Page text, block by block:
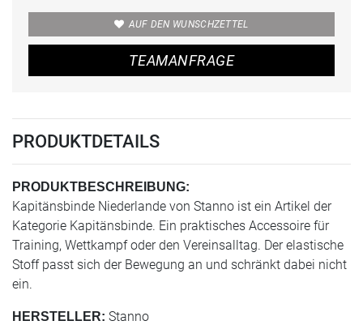
AUF DEN WUNSCHZETTEL
TEAMANFRAGE
PRODUKTDETAILS
PRODUKTBESCHREIBUNG:
Kapitänsbinde Niederlande von Stanno ist ein Artikel der
Kategorie Kapitänsbinde. Ein praktisches Accessoire für
Training, Wettkampf oder den Vereinsalltag. Der elastische
Stoff passt sich der Bewegung an und schränkt dabei nicht
ein.
HERSTELLER: Stanno